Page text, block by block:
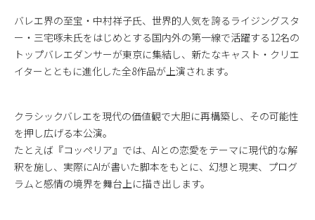
バレエ界の至宝・中村祥子氏、世界的人気を誇るライジングスタ
ー・三宅啄未氏をはじめとする国内外の第一線で活躍する12名の
トップバレエダンサーが東京に集結し、新たなキャスト・クリエ
イターとともに進化した全8作品が上演されます。
クラシックバレエを現代の価値観で大胆に再構築し、その可能性
を押し広げる本公演。
たとえば『コッペリア』では、AIとの恋愛をテーマに現代的な解
釈を施し、実際にAIが書いた脚本をもとに、幻想と現実、プログ
ラムと感情の境界を舞台上に描き出します。